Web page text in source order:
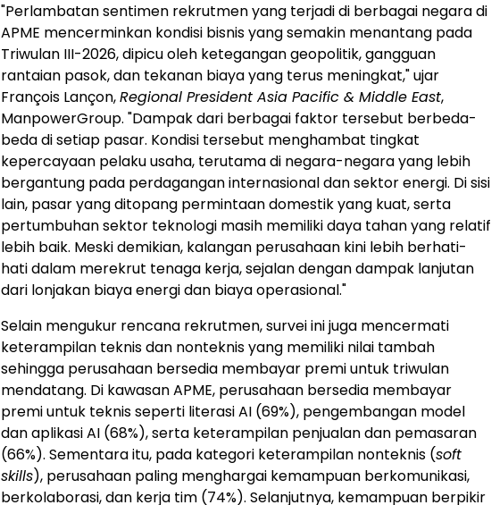
"Perlambatan sentimen rekrutmen yang terjadi di berbagai negara di
APME mencerminkan kondisi bisnis yang semakin menantang pada
Triwulan III-2026, dipicu oleh ketegangan geopolitik, gangguan
rantaian pasok, dan tekanan biaya yang terus meningkat," ujar
François Lançon,Regional President Asia Pacific & Middle East,
ManpowerGroup. "Dampak dari berbagai faktor tersebut berbeda-
beda di setiap pasar. Kondisi tersebut menghambat tingkat
kepercayaan pelaku usaha, terutama di negara-negara yang lebih
bergantung pada perdagangan internasional dan sektor energi. Di sisi
lain, pasar yang ditopang permintaan domestik yang kuat, serta
pertumbuhan sektor teknologi masih memiliki daya tahan yang relatif
lebih baik. Meski demikian, kalangan perusahaan kini lebih berhati-
hati dalam merekrut tenaga kerja, sejalan dengan dampak lanjutan
dari lonjakan biaya energi dan biaya operasional."
Selain mengukur rencana rekrutmen, survei ini juga mencermati
keterampilan teknis dan nonteknis yang memiliki nilai tambah
sehingga perusahaan bersedia membayar premi untuk triwulan
mendatang. Di kawasan APME, perusahaan bersedia membayar
premi untuk teknis seperti literasi AI (69%), pengembangan model
dan aplikasi AI (68%), serta keterampilan penjualan dan pemasaran
(66%). Sementara itu, pada kategori keterampilan nonteknis (soft
skills), perusahaan paling menghargai kemampuan berkomunikasi,
berkolaborasi, dan kerja tim (74%). Selanjutnya, kemampuan berpikir